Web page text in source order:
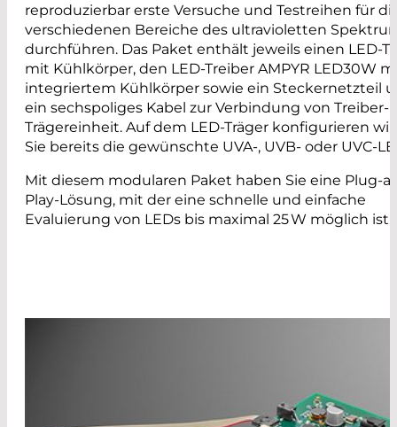
reproduzierbar erste Versuche und Testreihen für
verschiedenen Bereiche des ultravioletten
durchführen. Das Paket enthält jeweils einen LED-
mit Kühlkörper, den LED-Treiber AMPYR LED30W
integriertem Kühlkörper sowie ein Steckernetzteil
ein sechspoliges Kabel zur Verbindung von Treiber-
Trägereinheit. Auf dem LED-Träger konfigurieren
Sie bereits die gewünschte UVA-, UVB- oder UVC-
Mit diesem modularen Paket haben Sie eine Plug-
Play-Lösung, mit der eine schnelle und einfache
Evaluierung von LEDs bis maximal 25 W möglich ist.